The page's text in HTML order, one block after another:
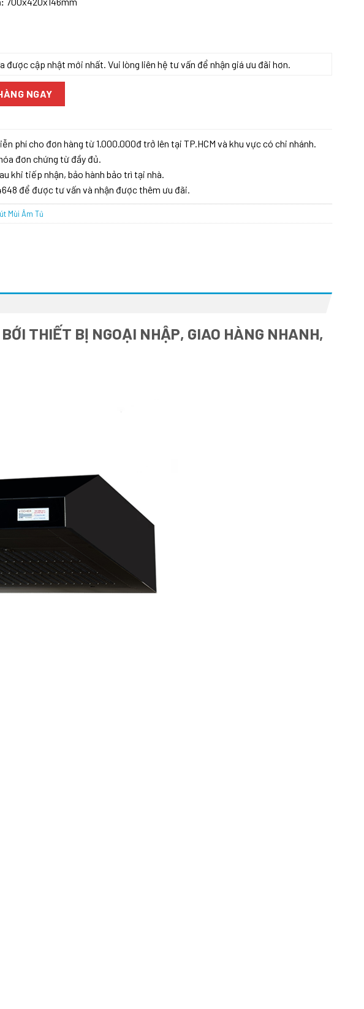
được cập nhật mới nhất. Vui lòng liên hệ tư vấn để nhận giá ưu đãi hơn.
số lượng
NGAY
phí cho đơn hàng từ 1.000.000đ trở lên tại TP.HCM và khu vực có chi nhánh.
đơn chứng từ đầy đủ.
khi tiếp nhận, bảo hành bảo trì tại nhà.
để được tư vấn và nhận được thêm ưu đãi.
Mùi Âm Tủ
THIẾT BỊ NGOẠI NHẬP, GIAO HÀNG NHANH,